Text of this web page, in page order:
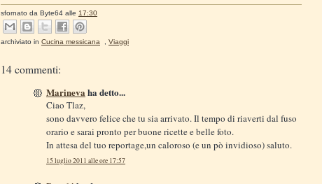
sfornato da Byte64 alle 17:30
archiviato in Cucina messicana , Viaggi
14 commenti:
Marineva ha detto...
Ciao Tlaz,
sono davvero felice che tu sia arrivato. Il tempo di riaverti dal fuso
orario e sarai pronto per buone ricette e belle foto.
In attesa del tuo reportage,un caloroso (e un pò invidioso) saluto.
15 luglio 2011 alle ore 17:57